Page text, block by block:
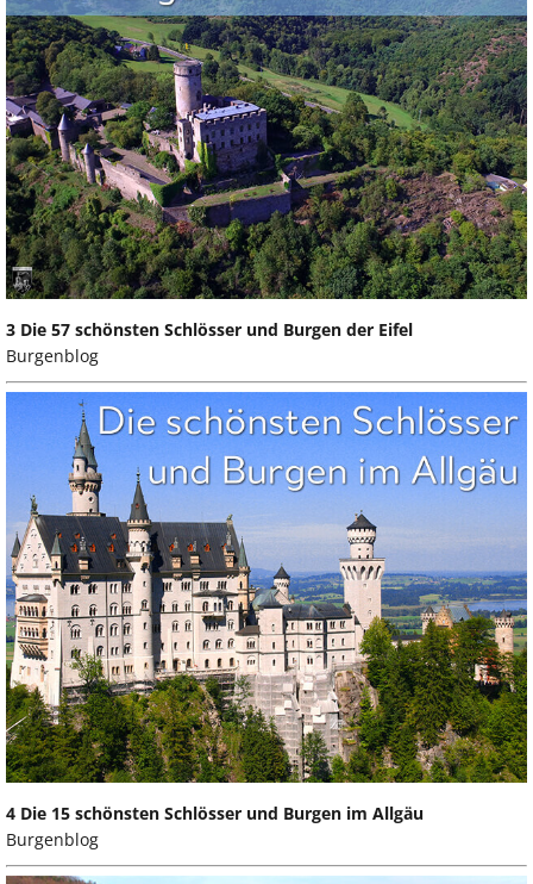
3 Die 57 schönsten Schlösser und Burgen der Eifel
Burgenblog
4 Die 15 schönsten Schlösser und Burgen im Allgäu
Burgenblog